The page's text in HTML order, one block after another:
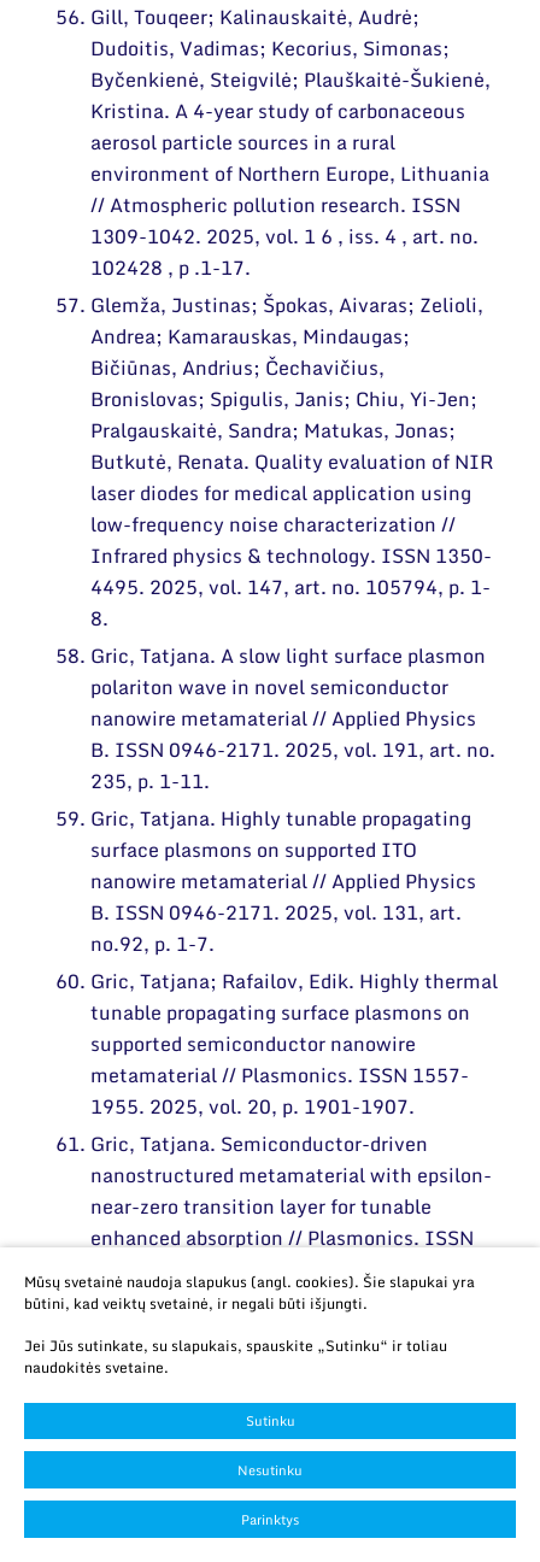
Gill, Touqeer; Kalinauskaitė, Audrė;
Dudoitis, Vadimas; Kecorius, Simonas;
Byčenkienė, Steigvilė; Plauškaitė-Šukienė,
Kristina. A 4-year study of carbonaceous
aerosol particle sources in a rural
environment of Northern Europe, Lithuania
// Atmospheric pollution research. ISSN
1309-1042. 2025, vol. 1 6 , iss. 4 , art. no.
102428 , p .1-17.
Glemža, Justinas; Špokas, Aivaras; Zelioli,
Andrea; Kamarauskas, Mindaugas;
Bičiūnas, Andrius; Čechavičius,
Bronislovas; Spigulis, Janis; Chiu, Yi-Jen;
Pralgauskaitė, Sandra; Matukas, Jonas;
Butkutė, Renata. Quality evaluation of NIR
laser diodes for medical application using
low-frequency noise characterization //
Infrared physics & technology. ISSN 1350-
4495. 2025, vol. 147, art. no. 105794, p. 1-
8.
Gric, Tatjana. A slow light surface plasmon
polariton wave in novel semiconductor
nanowire metamaterial // Applied Physics
B. ISSN 0946-2171. 2025, vol. 191, art. no.
235, p. 1-11.
Gric, Tatjana. Highly tunable propagating
surface plasmons on supported ITO
nanowire metamaterial // Applied Physics
B. ISSN 0946-2171. 2025, vol. 131, art.
no.92, p. 1-7.
Gric, Tatjana; Rafailov, Edik. Highly thermal
tunable propagating surface plasmons on
supported semiconductor nanowire
metamaterial // Plasmonics. ISSN 1557-
1955. 2025, vol. 20, p. 1901-1907.
Gric, Tatjana. Semiconductor-driven
nanostructured metamaterial with epsilon-
near-zero transition layer for tunable
enhanced absorption // Plasmonics. ISSN
1557-1955. 2025, vol. 20, p. 5695-5703.
Gric, Tatjana. Surface plasmon polaritons at
the interface of chiroplasma-based
ellipsoidal nanowire metamaterial //
Journal of electromagnetic waves and
applications. ISSN 0920-5071. 2025, vol.
39, iss. 12, p. 1430-1436.
Grinevičiūtė, Lina; Lukošiūnas, Ignas;
Nikitina, Julianija; Selskis, Algirdas;
Mūsų svetainė naudoja slapukus (angl. cookies). Šie slapukai yra
būtini, kad veiktų svetainė, ir negali būti išjungti.
Jei Jūs sutinkate, su slapukais, spauskite „Sutinku“ ir toliau
naudokitės svetaine.
Sutinku
Nesutinku
Parinktys